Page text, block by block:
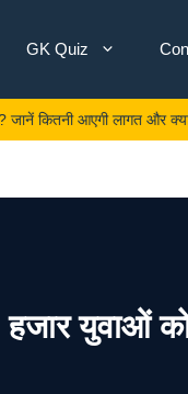
GK Quiz
आएगी लागत और क्या है तैयारी
युवाओं को